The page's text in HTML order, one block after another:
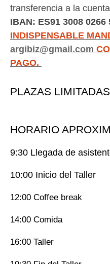
transferencia a la cuenta
IBAN: ES91 3008 0266
INDISPENSABLE
argibiz@gmail.com
PAGO.
PLAZAS
HORARIO
9:30 Llegada de
10:00 Inicio del Taller
12:00 Coffee break
14:00 Comida
16:00 Taller